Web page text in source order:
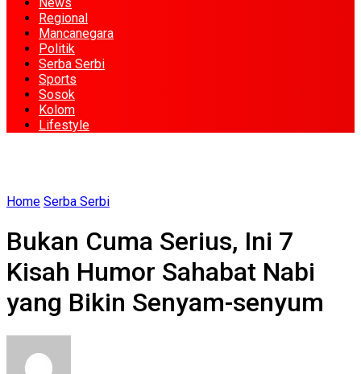
Regional
Mancanegara
Politik
Serba Serbi
Sports
Sosok
Kolom
Lifestyle
Home Serba Serbi
Bukan Cuma Serius, Ini 7
Kisah Humor Sahabat Nabi
yang Bikin Senyam-senyum